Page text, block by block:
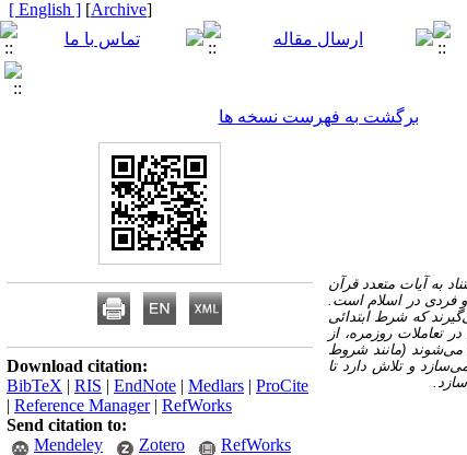
[
Archive
]
[ English ]
برگشت به فهرست نسخه ها
به آیات متعدد قرآن
و فردی در اسلام است.
که شرط ابتدائی
تعاملات روزمره، از
می‌شوند (مانند شروط
و تلاش دارد تا
Download citation:
BibTeX | RIS | EndNote | Medlars | ProCite
| Reference Manager| RefWorks
Send citation to:
Mendeley
Zotero RefWorks